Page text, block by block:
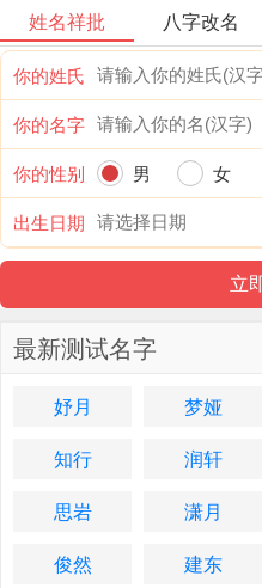
姓名祥批 八字改名
你的姓氏
你的名字
你的性别
男
女
出生日期
最新测试名字
妤月 梦娅
知行
润轩
思岩
潇月
俊然
建东